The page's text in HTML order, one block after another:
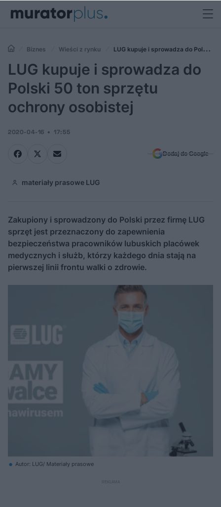
Biznes Wieści z rynku
LUG kupuje i sprowadza do Polski
50 ton sprzętu ochrony osobistej
LUG kupuje i sprowadza do
Polski 50 ton sprzętu
ochrony osobistej
2020-04-16 17:55
Dodaj do Google
materiały prasowe LUG
Zakupiony i sprowadzony do Polski przez firmę LUG
sprzęt jest przeznaczony do zapewnienia
bezpieczeństwa pracowników lubuskich placówek
medycznych i służb, którzy każdego dnia stają na
pierwszej linii frontu walki o zdrowie.
Autor: LUG/ Materiały prasowe